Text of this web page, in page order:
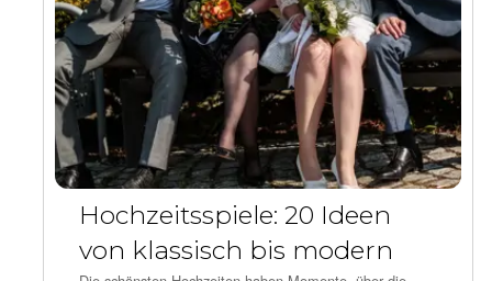
Hochzeitsspiele: 20 Ideen
von klassisch bis modern